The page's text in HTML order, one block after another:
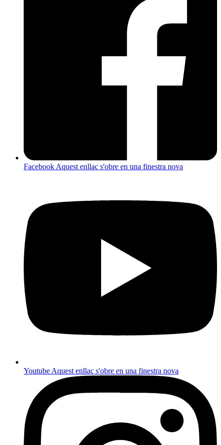
Facebook Aquest enllaç s'obre en una finestra nova
Youtube Aquest enllaç s'obre en una finestra nova